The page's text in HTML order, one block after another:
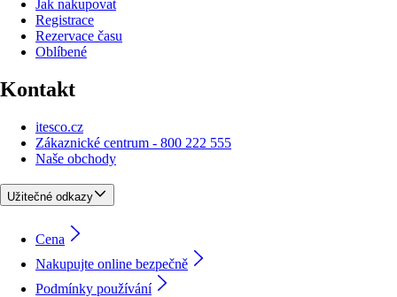
Jak nakupovat
Registrace
Rezervace času
Oblíbené
Kontakt
itesco.cz
Zákaznické centrum - 800 222 555
Naše obchody
Užitečné odkazy
Cena
Nakupujte online bezpečně
Podmínky používání